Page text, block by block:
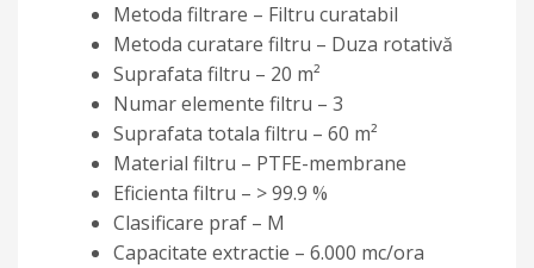
Metoda filtrare – Filtru curatabil
Metoda curatare filtru – Duza rotativă
Suprafata filtru – 20 m²
Numar elemente filtru – 3
Suprafata totala filtru – 60 m²
Material filtru – PTFE-membrane
Eficienta filtru – > 99.9 %
Clasificare praf – M
Capacitate extractie – 6.000 mc/ora